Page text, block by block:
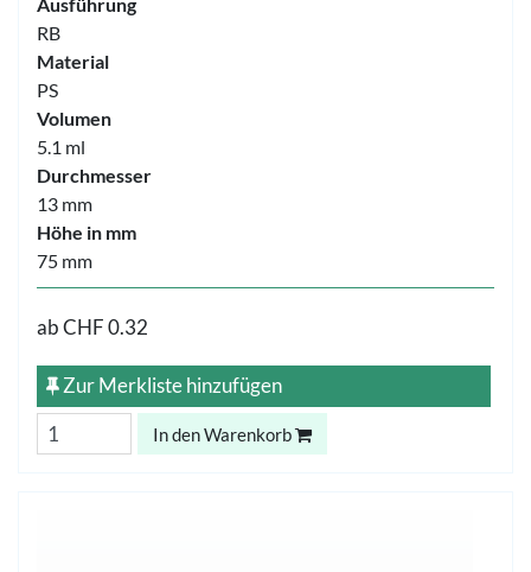
RB
Material
PS
Volumen
5.1 ml
Durchmesser
13 mm
Höhe in mm
75 mm
abCHF 0.32
Zur Merkliste hinzufügen
In den Warenkorb